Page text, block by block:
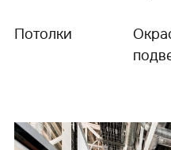
Потолки